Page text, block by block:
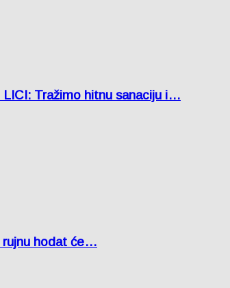
LICI: Tražimo hitnu sanaciju i…
rujnu hodat će…